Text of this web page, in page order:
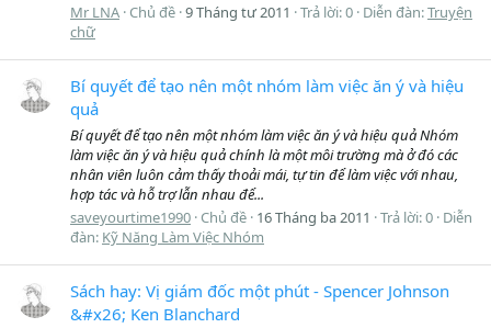
Mr LNA Chủ đề 9 Tháng tư 2011 Trả lời: 0 Diễn đàn:Truyện
chữ
Bí quyết để tạo nên một nhóm làm việc ăn ý và hiệu
quả
Bí quyết để tạo nên một nhóm làm việc ăn ý và hiệu quả Nhóm
làm việc ăn ý và hiệu quả chính là một môi trường mà ở đó các
nhân viên luôn cảm thấy thoải mái, tự tin để làm việc với nhau,
hợp tác và hỗ trợ lẫn nhau để...
saveyourtime1990 Chủ đề 16 Tháng ba 2011 Trả lời: 0 Diễn
đàn: Kỹ Năng Làm Việc Nhóm
Sách hay: Vị giám đốc một phút - Spencer Johnson
&#x26; Ken Blanchard